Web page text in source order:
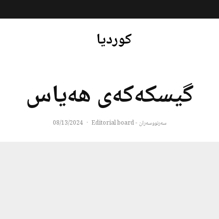
کوردیا
گیسکەکەی هەیاس
سەرنووسەران - Editorial board ·
08/13/2024